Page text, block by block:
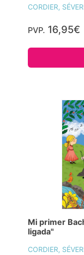
CORDIER,
PVP. 16,95€
Mi primer
ligada"
CORDIER,